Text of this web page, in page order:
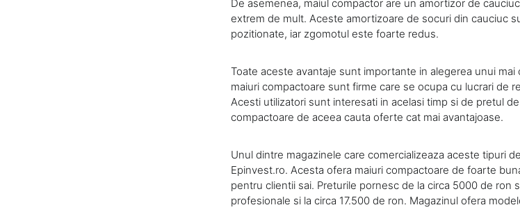
De asemenea, maiul compactor are un amortizor de
extrem de mult. Aceste amortizoare de socuri din cauciuc
pozitionate, iar zgomotul este foarte redus.
Toate aceste avantaje sunt importante in alegerea unui
maiuri compactoare sunt firme care se ocupa cu lucrari de
Acesti utilizatori sunt interesati in acelasi timp si de pretul
compactoare de aceea cauta oferte cat mai avantajoase.
Unul dintre magazinele care comercializeaza aceste tipuri
Epinvest.ro. Acesta ofera maiuri compactoare de foarte
pentru clientii sai. Preturile pornesc de la circa 5000 de ron
profesionale si la circa 17.500 de ron. Magazinul ofera